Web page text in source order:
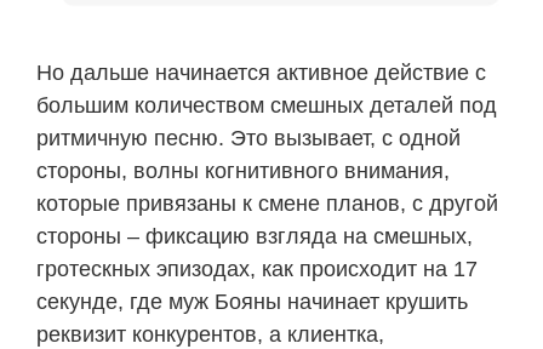
Но дальше начинается активное действие с
большим количеством смешных деталей под
ритмичную песню. Это вызывает, с одной
стороны, волны когнитивного внимания,
которые привязаны к смене планов, с другой
стороны – фиксацию взгляда на смешных,
гротескных эпизодах, как происходит на 17
секунде, где муж Бояны начинает крушить
реквизит конкурентов, а клиентка,